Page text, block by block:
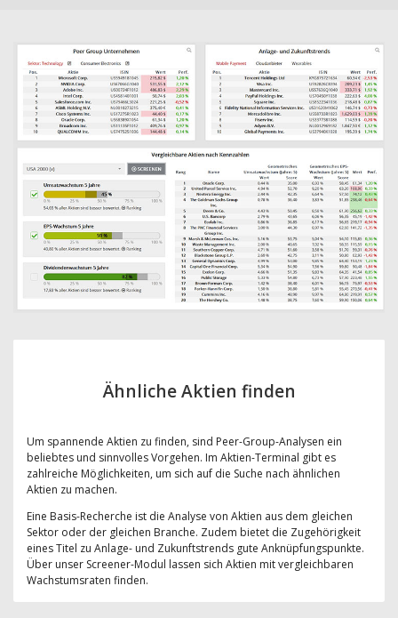
Ähnliche Aktien finden
Um spannende Aktien zu finden, sind Peer-Group-Analysen ein
beliebtes und sinnvolles Vorgehen. Im Aktien-Terminal gibt es
zahlreiche Möglichkeiten, um sich auf die Suche nach ähnlichen
Aktien zu machen.
Eine Basis-Recherche ist die Analyse von Aktien aus dem gleichen
Sektor oder der gleichen Branche. Zudem bietet die Zugehörigkeit
eines Titel zu Anlage- und Zukunftstrends gute Anknüpfungspunkte.
Über unser Screener-Modul lassen sich Aktien mit vergleichbaren
Wachstumsraten finden.